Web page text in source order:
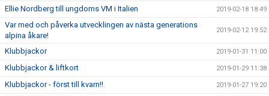
Ellie Nordberg till ungdoms VM i Italien 2019-02-18 18:49
Var med och påverka utvecklingen av nästa generations
alpina åkare!
2019-02-12 19:52
Klubbjackor 2019-01-31 11:00
Klubbjackor & liftkort 2019-01-29 11:38
Klubbjackor - först till kvarn!! 2019-01-27 19:20